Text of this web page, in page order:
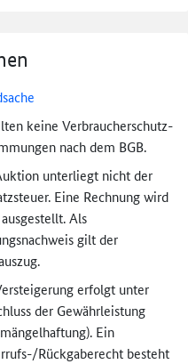
keine Verbraucher­schutz­
nach dem BGB.
unterliegt nicht der
Eine Rechnung wird
Als
gilt der
erfolgt unter
der Gewährleistung
Ein
/Rückgaberecht besteht